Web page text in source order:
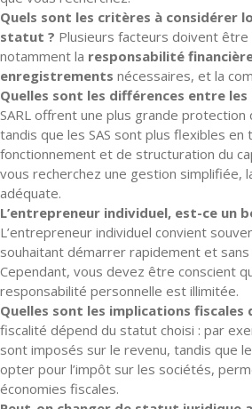
Quels sont les critères à considérer
statut ? Plusieurs facteurs doivent
notamment la responsabilité
enregistrements nécessaires, et la
Quelles sont les différences entre les
SARL offrent une plus grande protection
tandis que les SAS sont plus flexibles en
fonctionnement et de structuration du
vous recherchez une gestion simplifiée,
adéquate.
L’entrepreneur individuel, est-ce un
L’entrepreneur individuel convient
souhaitant démarrer rapidement et
Cependant, vous devez être conscient
responsabilité personnelle est illimitée.
Quelles sont les implications fiscales
fiscalité dépend du statut choisi : par
sont imposés sur le revenu, tandis que
opter pour l’impôt sur les sociétés,
économies fiscales.